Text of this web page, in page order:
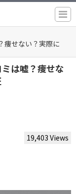
痩せない？実際に
は嘘？痩せな
19,403 Views